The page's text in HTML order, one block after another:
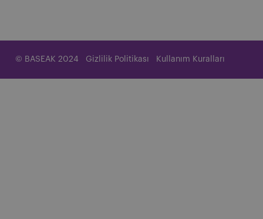
© BASEAK 2024 Gizlilik Politikası Kullanım Kuralları